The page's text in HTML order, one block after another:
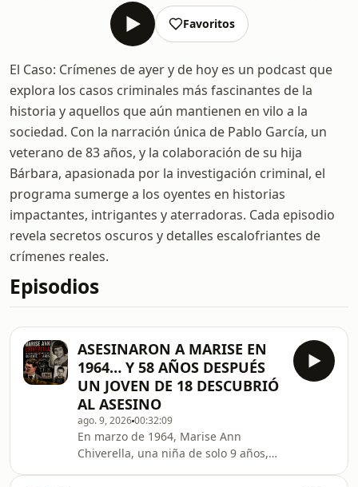
Favoritos
El Caso: Crímenes de ayer y de hoy es un podcast que
explora los casos criminales más fascinantes de la
historia y aquellos que aún mantienen en vilo a la
sociedad. Con la narración única de Pablo García, un
veterano de 83 años, y la colaboración de su hija
Bárbara, apasionada por la investigación criminal, el
programa sumerge a los oyentes en historias
impactantes, intrigantes y aterradoras. Cada episodio
revela secretos oscuros y detalles escalofriantes de
crímenes reales.
Episodios
ASESINARON A MARISE EN
1964… Y 58 AÑOS DESPUÉS
UN JOVEN DE 18 DESCUBRIÓ
AL ASESINO
ago. 9, 202600:32:09
En marzo de 1964, Marise Ann
Chiverella, una niña de solo 9 años,